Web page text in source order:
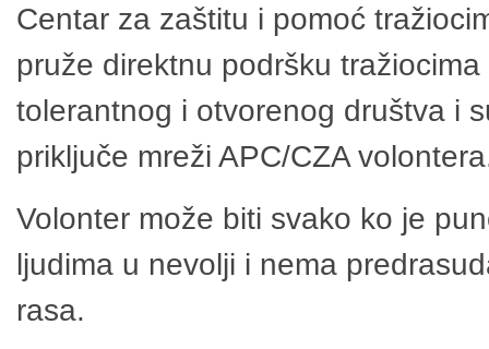
Centar za zaštitu i pomoć
pruže direktnu podršku
tolerantnog i otvorenog društva i
priključe mreži APC/CZA
Volonter može biti svako ko je
ljudima u nevolji i nema
rasa.